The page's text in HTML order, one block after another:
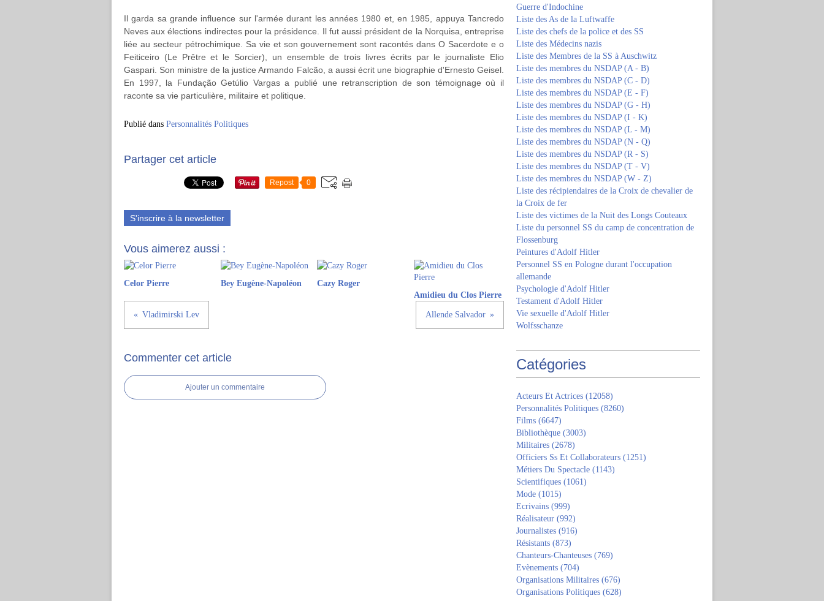
Il garda sa grande influence sur l'armée durant les années 1980 et, en 1985, appuya Tancredo
Neves aux élections indirectes pour la présidence. Il fut aussi président de la Norquisa, entreprise
liée au secteur pétrochimique. Sa vie et son gouvernement sont racontés dans O Sacerdote e o
Feiticeiro (Le Prêtre et le Sorcier), un ensemble de trois livres écrits par le journaliste Elio
Gaspari. Son ministre de la justice Armando Falcão, a aussi écrit une biographie d'Ernesto Geisel.
En 1997, la Fundação Getúlio Vargas a publié une retranscription de son témoignage où il
raconte sa vie particulière, militaire et politique.
Publié dans Personnalités Politiques
Partager cet article
Repost 0
S'inscrire à la newsletter
Vous aimerez aussi :
Celor Pierre Bey Eugène-Napoléon
Cazy Roger
Amidieu du Clos Pierre
Vladimirski Lev Allende Salvador
Commenter cet article
Ajouter un commentaire
Guerre d'Indochine
Liste des As de la Luftwaffe
Liste des chefs de la police et des SS
Liste des Médecins nazis
Liste des Membres de la SS à Auschwitz
Liste des membres du NSDAP (A - B)
Liste des membres du NSDAP (C - D)
Liste des membres du NSDAP (E - F)
Liste des membres du NSDAP (G - H)
Liste des membres du NSDAP (I - K)
Liste des membres du NSDAP (L - M)
Liste des membres du NSDAP (N - Q)
Liste des membres du NSDAP (R - S)
Liste des membres du NSDAP (T - V)
Liste des membres du NSDAP (W - Z)
Liste des récipiendaires de la Croix de chevalier de
la Croix de fer
Liste des victimes de la Nuit des Longs Couteaux
Liste du personnel SS du camp de concentration de
Flossenburg
Peintures d'Adolf Hitler
Personnel SS en Pologne durant l'occupation
allemande
Psychologie d'Adolf Hitler
Testament d'Adolf Hitler
Vie sexuelle d'Adolf Hitler
Wolfsschanze
Catégories
Acteurs Et Actrices (12058)
Personnalités Politiques (8260)
Films (6647)
Bibliothèque (3003)
Militaires (2678)
Officiers Ss Et Collaborateurs (1251)
Métiers Du Spectacle (1143)
Scientifiques (1061)
Mode (1015)
Ecrivains (999)
Réalisateur (992)
Journalistes (916)
Résistants (873)
Chanteurs-Chanteuses (769)
Evènements (704)
Organisations Militaires (676)
Organisations Politiques (628)